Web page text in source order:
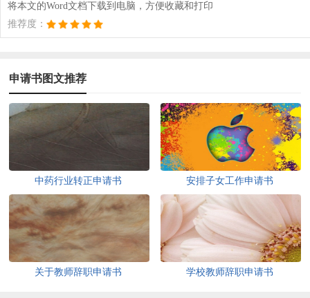
将本文的Word文档下载到电脑，方便收藏和打印
推荐度：
申请书图文推荐
中药行业转正申请书 安排子女工作申请书
关于教师辞职申请书 学校教师辞职申请书